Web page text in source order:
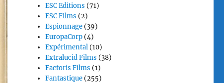
ESC Editions (71)
ESC Films (2)
Espionnage (39)
EuropaCorp (4)
Expérimental (10)
Extralucid Films (38)
Factoris Films (1)
Fantastique (255)